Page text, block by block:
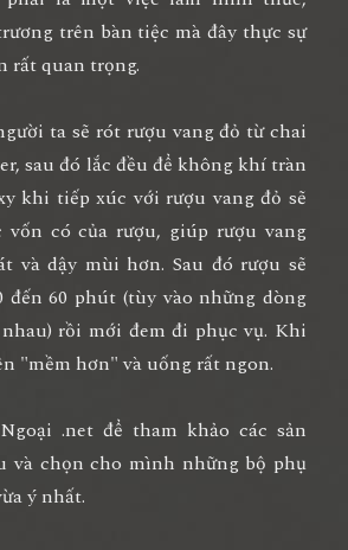
trên bàn tiệc mà đây thực sự
rất quan trọng.
ta sẽ rót rượu vang đỏ từ chai
sau đó lắc đều để không khí tràn
khi tiếp xúc với rượu vang đỏ sẽ
vốn có của rượu, giúp rượu vang
và dậy mùi hơn. Sau đó rượu sẽ
60 phút (tùy vào những dòng
rồi mới đem đi phục vụ. Khi
"mềm hơn" và uống rất ngon.
.net để tham khảo các sản
và chọn cho mình những bộ phụ
ý nhất.